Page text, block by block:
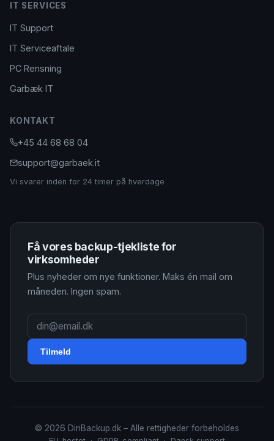
IT SERVICES
IT Support
IT Serviceaftale
PC Rensning
Garbæk IT
KONTAKT
+45 44 68 68 04
support@garbaek.it
Vi svarer inden for 24 timer på hverdage
Få vores backup-tjekliste for
virksomheder
Plus nyheder om nye funktioner. Maks én mail om
måneden. Ingen spam.
Tilmeld
© 2026 DinBackup.dk – Alle rettigheder forbeholdes